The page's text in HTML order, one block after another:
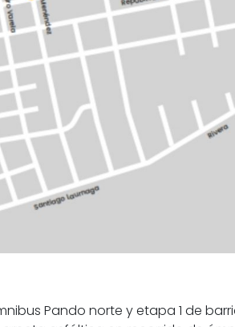
Pando norte y etapa 1 de